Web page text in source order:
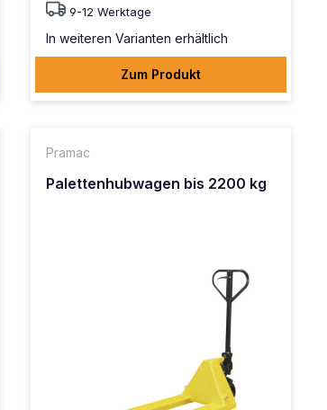
9-12 Werktage
In weiteren Varianten erhältlich
Zum Produkt
Pramac
Palettenhubwagen bis 2200 kg